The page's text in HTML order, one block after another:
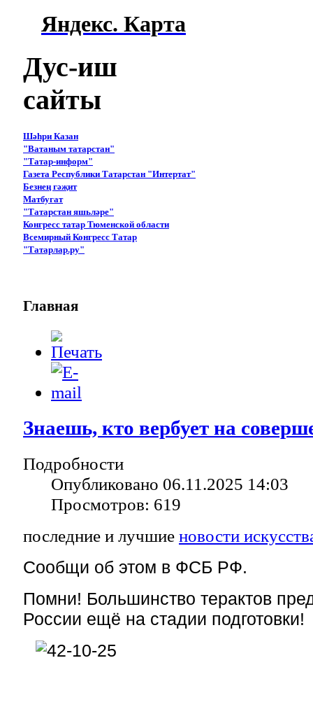
Яндекс. Карта
Дус-иш
сайты
Шәһри Казан
"Ватаным татарстан"
"Татар-информ"
Газета Республики Татарстан "Интертат"
Безнең гәҗит
Матбугат
"Татарстан яшьләре"
Конгресс татар Тюменской области
Всемирный Конгресс Татар
"Татарлар.ру"
Главная
Знаешь, кто вербует на
Подробности
Опубликовано 06.11.2025 14:03
Просмотров: 619
последние и лучшие новости
Сообщи об этом в ФСБ РФ.
Помни! Большинство терактов
России ещё на стадии подготовки!